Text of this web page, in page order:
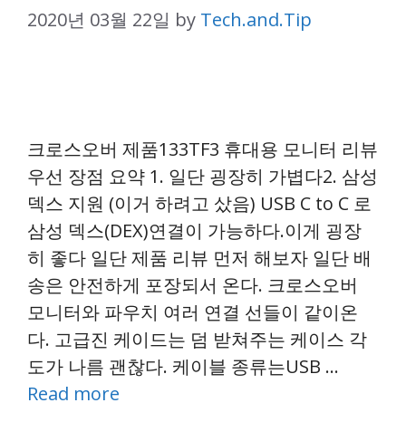
2020년 03월 22일 by Tech.and.Tip
크로스오버 제품133TF3 휴대용 모니터 리뷰
우선 장점 요약 1. 일단 굉장히 가볍다2. 삼성
덱스 지원 (이거 하려고 샀음) USB C to C 로
삼성 덱스(DEX)연결이 가능하다.이게 굉장
히 좋다 일단 제품 리뷰 먼저 해보자 일단 배
송은 안전하게 포장되서 온다. 크로스오버
모니터와 파우치 여러 연결 선들이 같이온
다. 고급진 케이드는 덤 받쳐주는 케이스 각
도가 나름 괜찮다. 케이블 종류는USB …
Read more